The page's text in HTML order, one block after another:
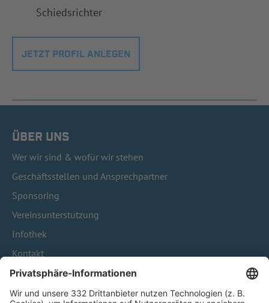
Schiedsrichter
JETZT PROFIL ANLEGEN
ÜBER UNS
Wer wir sind & wofür wir stehen
Geschäftsstellen und Ansprechpartner
Sponsoring
Vereinsunterstützung
Infothek
Kontakt
HÄUFIG BESUCHTE SEITEN